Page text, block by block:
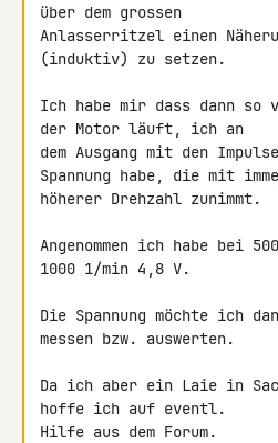
über dem grossen
Anlasserritzel einen
(induktiv) zu setzen.
Ich habe mir dass dann so
der Motor läuft, ich an
dem Ausgang mit den
Spannung habe, die mit
höherer Drehzahl zunimmt.
Angenommen ich habe bei
1000 1/min 4,8 V.
Die Spannung möchte ich
messen bzw. auswerten.
Da ich aber ein Laie in
hoffe ich auf eventl.
Hilfe aus dem Forum.